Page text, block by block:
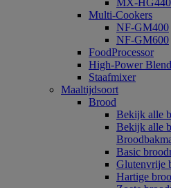
MX-
Multi-Cookers
NF-GM400
NF-GM600
FoodProcessor
High-Power
Staafmixer
Maaltijdsoort
Brood
Bekijk alle
Bekijk alle
Basic
Glutenvrije
Hartige